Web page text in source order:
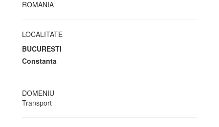
ROMANIA
LOCALITATE
BUCURESTI
Constanta
DOMENIU
Transport